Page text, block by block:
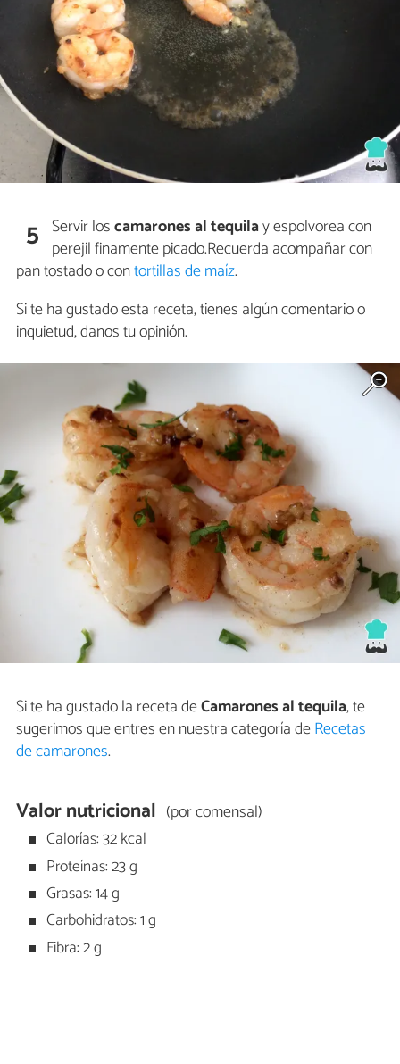
5 Servir loscamarones al tequilay espolvorea con
perejil finamente picado.Recuerda acompañar con
pan tostado o contortillas de maíz.
Si te ha gustado esta receta, tienes algún comentario o
inquietud, danos tu opinión.
Si te ha gustado la receta deCamarones al tequila, te
sugerimos que entres en nuestra categoría deRecetas
de camarones.
Valor nutricional (por comensal)
Calorías: 32 kcal
Proteínas: 23 g
Grasas: 14 g
Carbohidratos: 1 g
Fibra: 2 g